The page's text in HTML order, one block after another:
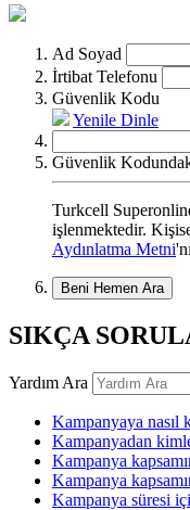
Ad Soyad
İrtibat Telefonu
Güvenlik Kodu
Yenile Dinle
Güvenlik
Turkcell
işlenmektedir.
Aydınlatma Metni
Beni Hemen Ara
SIKÇA
Yardım Ara
Kampanyaya nasıl
Kampanyadan
Kampanya
Kampanya
Kampanya süresi